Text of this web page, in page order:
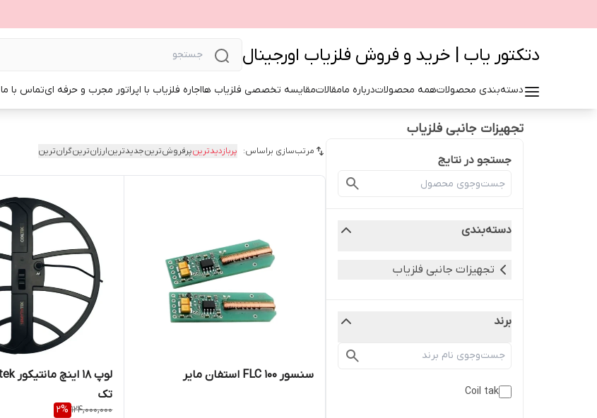
دتکتور یاب | خرید و فروش فلزیاب اورجینال
دسته‌بندی محصولاتهمه محصولاتدرباره مامقالاتمقایسه تخصصی فلزیاب هااجاره فلزیاب با اپراتور مجرب و حرفه ایتماس با ما
تجهیزات جانبی فلزیاب
جستجو در نتایج
دسته‌بندی
تجهیزات جانبی فلزیاب
برند
Coil tak
مرتب‌سازی براساس: پربازدیدترینپرفروش‌ترینجدیدترینارزان‌ترینگران‌ترین
سنسور FLC 100 استفان مایر
تک
124,000,000
2%